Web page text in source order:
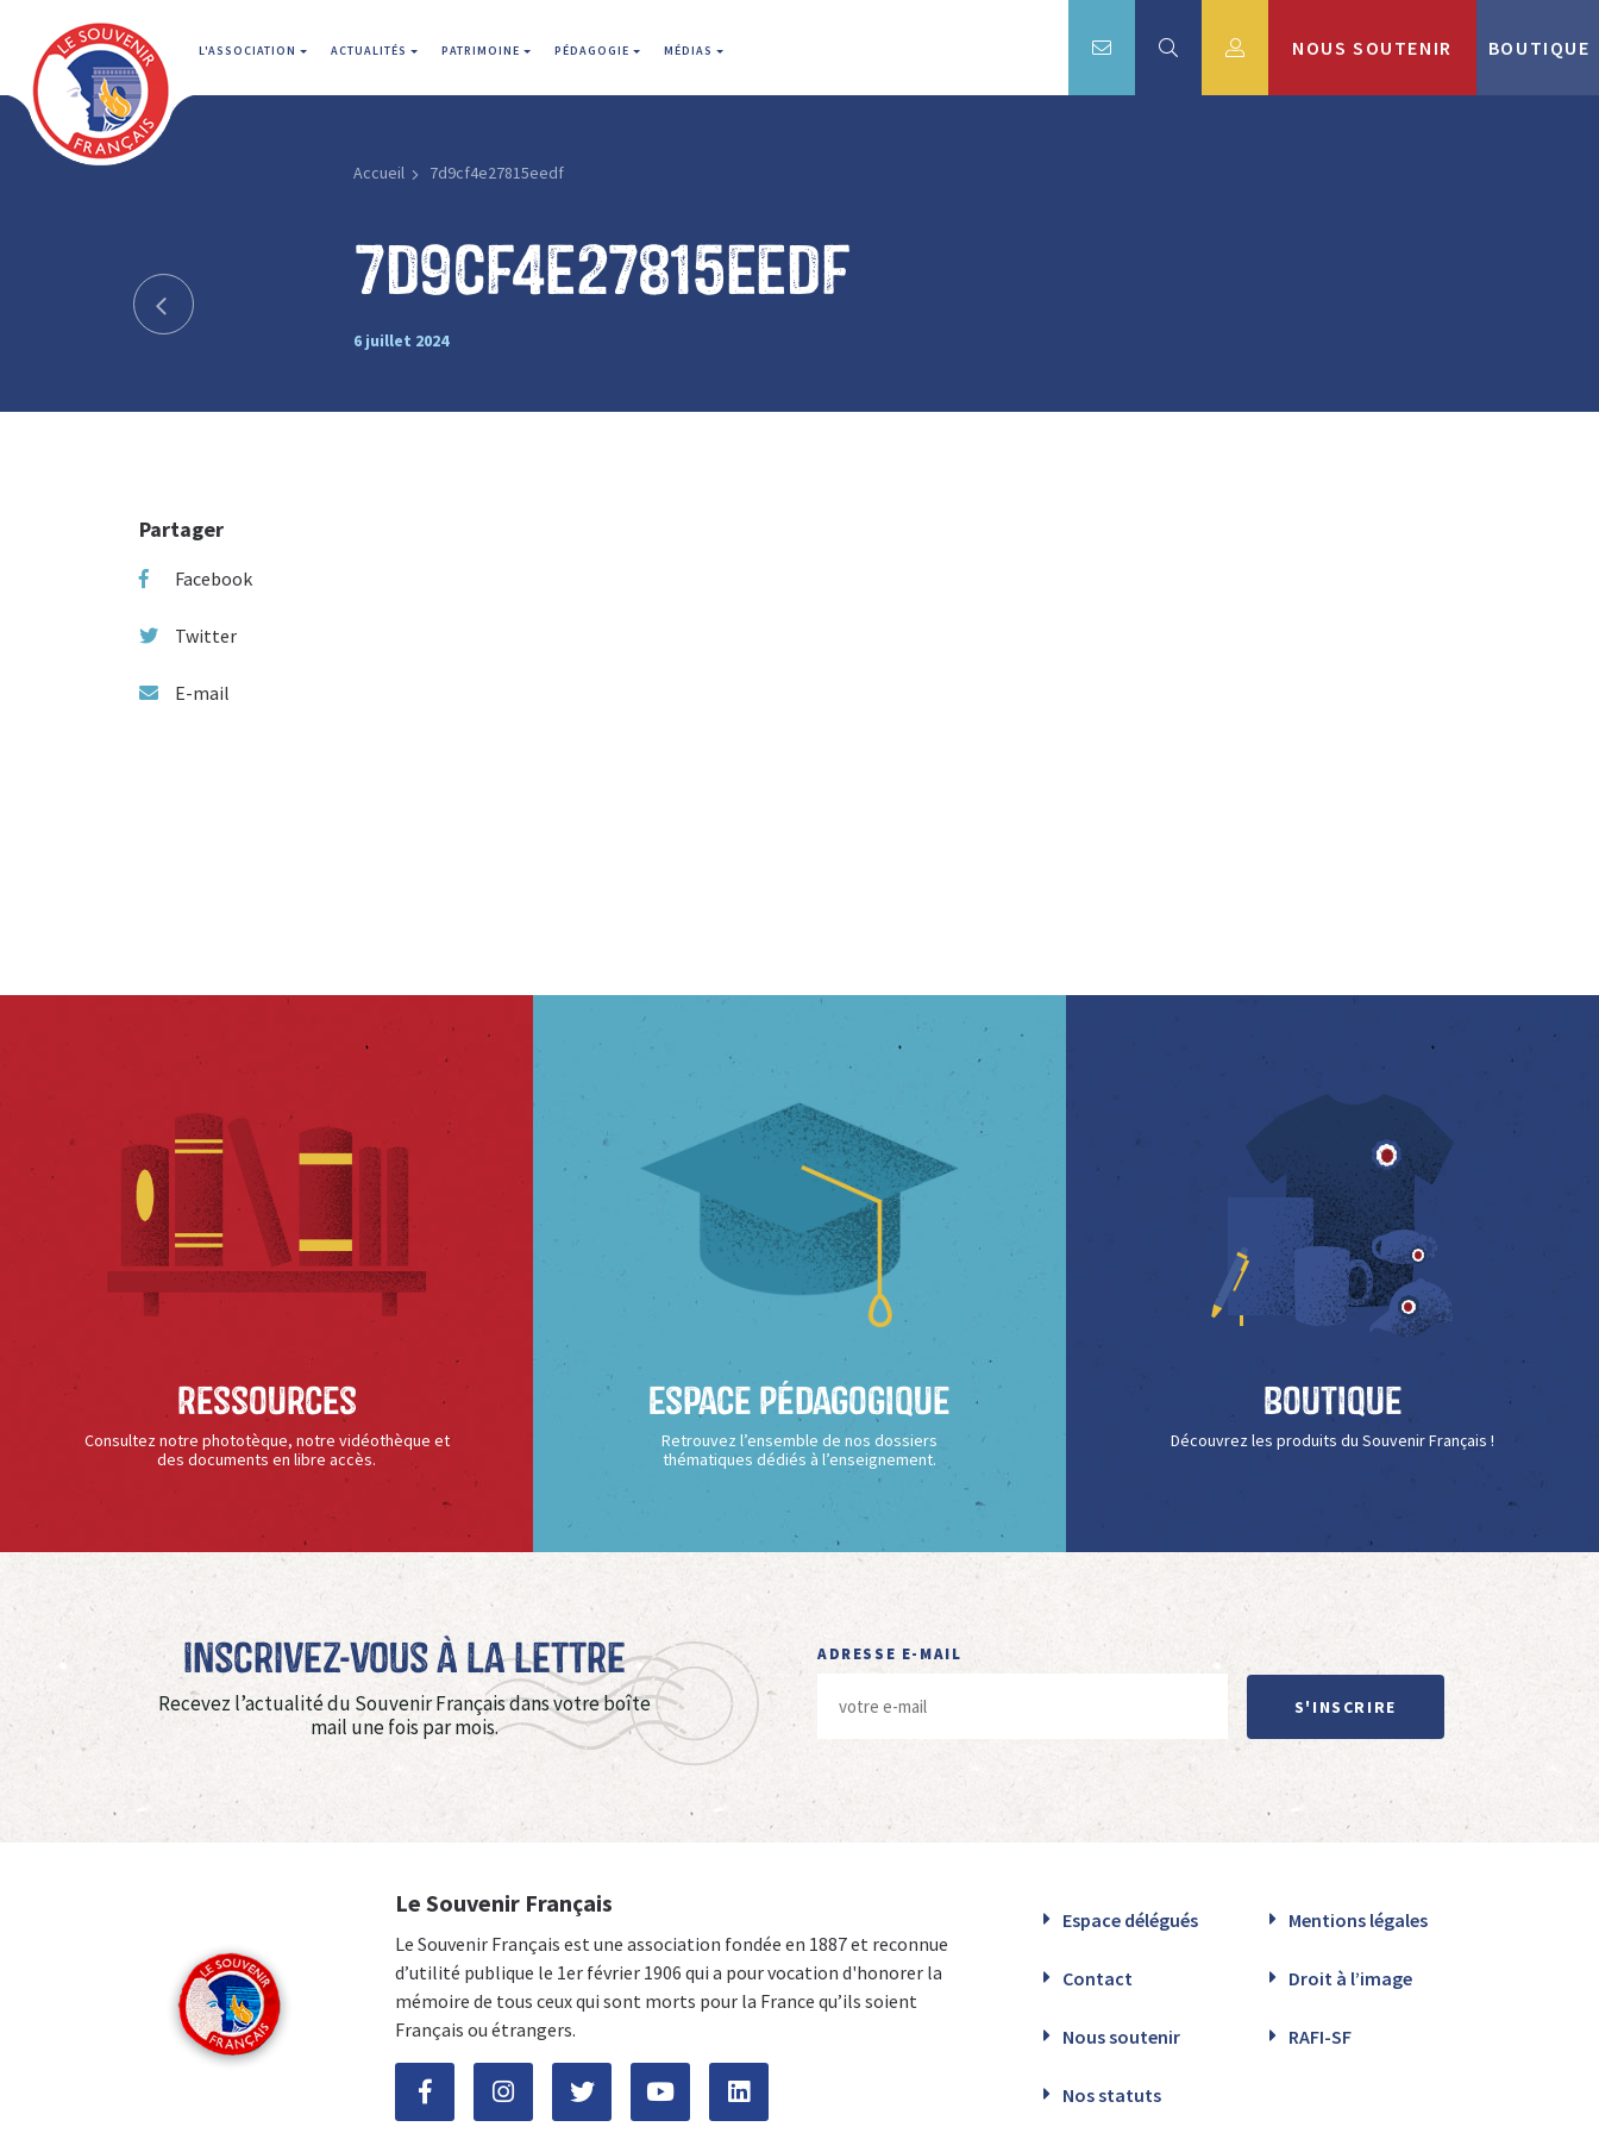
L'ASSOCIATION ACTUALITÉS PATRIMOINE PÉDAGOGIE MÉDIAS NOUS SOUTENIR BOUTIQUE
Accueil 7d9cf4e27815eedf
7d9cf4e27815eedf
6 juillet 2024
Partager
Facebook
Twitter
E-mail
Ressources
Consultez notre phototèque, notre vidéothèque et
des documents en libre accès.
Espace Pédagogique
Retrouvez l’ensemble de nos dossiers
thématiques dédiés à l’enseignement.
Boutique
Découvrez les produits du Souvenir Français !
Inscrivez-vous à La Lettre
Recevez l’actualité du Souvenir Français dans votre boîte
mail une fois par mois.
ADRESSE E-MAIL
S'INSCRIRE
Le Souvenir Français
Le Souvenir Français est une association fondée en 1887 et reconnue
d’utilité publique le 1er février 1906 qui a pour vocation d'honorer la
mémoire de tous ceux qui sont morts pour la France qu’ils soient
Français ou étrangers.
Espace délégués Mentions légales
Contact Droit à l’image
Nous soutenir RAFI-SF
Nos statuts